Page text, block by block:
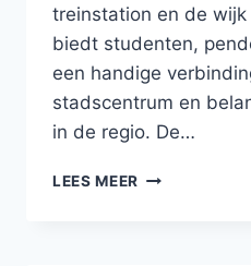
treinstation en de
biedt studenten,
een handige
stadscentrum en
in de regio. De…
LEES MEER BUS